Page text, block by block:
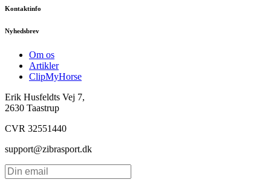
Kontaktinfo
Nyhedsbrev
Om os
Artikler
ClipMyHorse
Erik Husfeldts Vej 7,
2630 Taastrup
CVR 32551440
support@zibrasport.dk